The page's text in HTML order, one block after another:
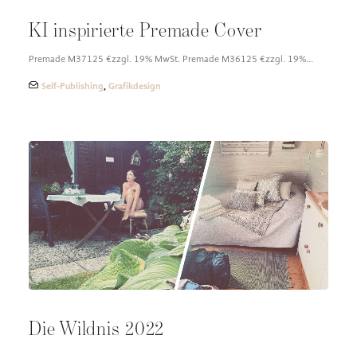
KI inspirierte Premade Cover
Premade M37125 €zzgl. 19% MwSt. Premade M36125 €zzgl. 19%…
Self-Publishing, Grafikdesign
Die Wildnis 2022